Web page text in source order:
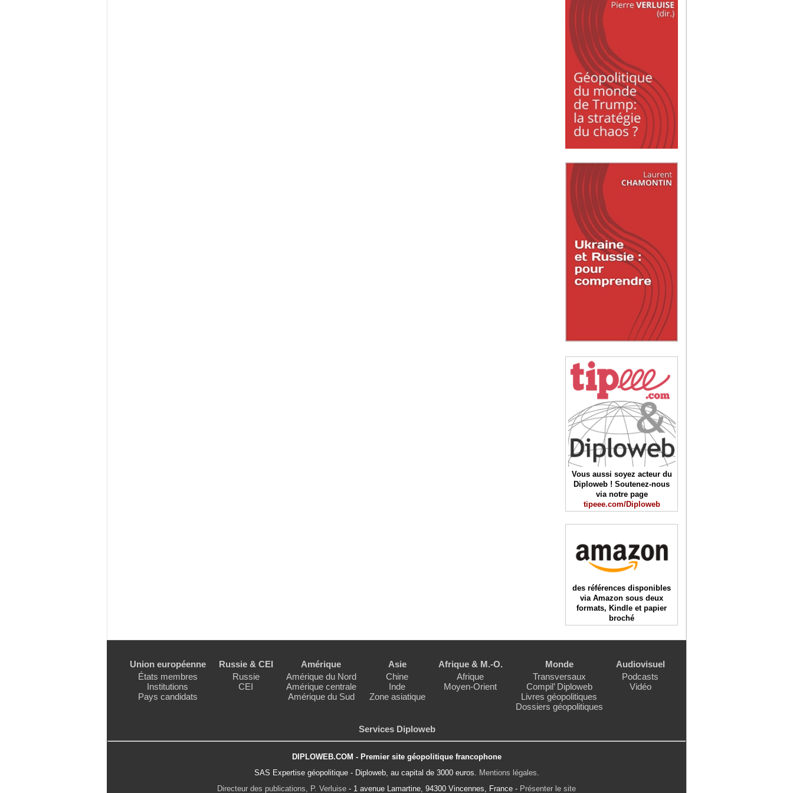
Vous aussi soyez acteur du
Diploweb ! Soutenez-nous
via notre page
tipeee.com/Diploweb
des références disponibles
via Amazon sous deux
formats, Kindle et papier
broché
Union européenne
États membres
Institutions
Pays candidats
Russie & CEI
Russie
CEI
Amérique
Amérique du Nord
Amérique centrale
Amérique du Sud
Asie
Chine
Inde
Zone asiatique
Afrique & M.-O.
Afrique
Moyen-Orient
Monde
Transversaux
Compil’ Diploweb
Livres géopolitiques
Dossiers géopolitiques
Audiovisuel
Podcasts
Vidéo
Services Diploweb
DIPLOWEB.COM - Premier site géopolitique francophone
SAS Expertise géopolitique - Diploweb, au capital de 3000 euros.
Mentions légales
Directeur des publications, P. Verluise - 1 avenue Lamartine, 94300 Vincennes, France - Présenter le site